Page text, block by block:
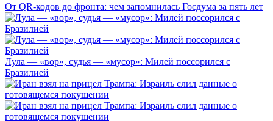
От QR-кодов до фронта: чем запомнилась Госдума за пять лет
Лула — «вор», судья — «мусор»: Милей поссорился с
Бразилией